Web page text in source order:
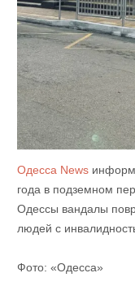
Одесса News
года в подземном
Одессы вандалы
людей с
Фото: «Одесса»